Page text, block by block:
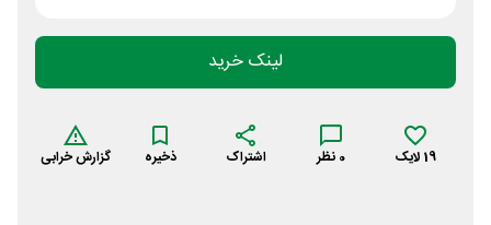
لینک خرید
19 لایک 0 نظر اشتراک ذخیره گزارش خرابی